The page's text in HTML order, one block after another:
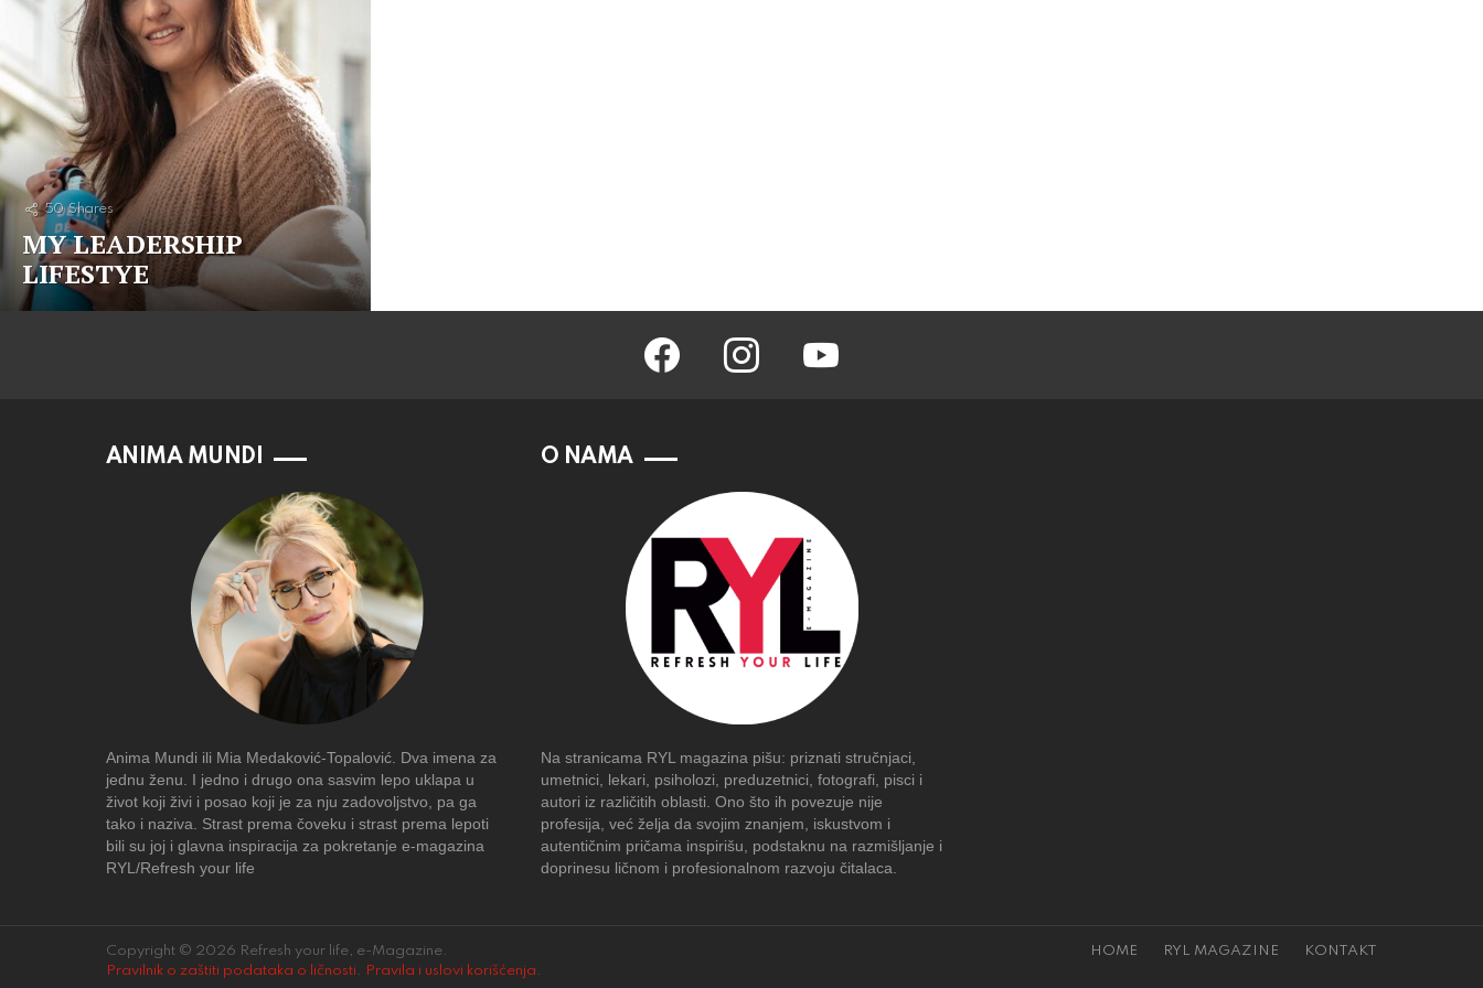
50 Shares
MY LEADERSHIP
LIFESTYE
facebook instagram youtube
ANIMA MUNDI
Anima Mundi ili Mia Medaković-Topalović. Dva imena za
jednu ženu. I jedno i drugo ona sasvim lepo uklapa u
život koji živi i posao koji je za nju zadovoljstvo, pa ga
tako i naziva. Strast prema čoveku i strast prema lepoti
bili su joj i glavna inspiracija za pokretanje e-magazina
RYL/Refresh your life
O NAMA
Na stranicama RYL magazina pišu: priznati stručnjaci,
umetnici, lekari, psiholozi, preduzetnici, fotografi, pisci i
autori iz različitih oblasti. Ono što ih povezuje nije
profesija, već želja da svojim znanjem, iskustvom i
autentičnim pričama inspirišu, podstaknu na razmišljanje i
doprinesu ličnom i profesionalnom razvoju čitalaca.
Copyright © 2026 Refresh your life, e-Magazine.
Pravilnik o zaštiti podataka o ličnosti . Pravila i uslovi korišćenja .
HOME RYL MAGAZINE KONTAKT